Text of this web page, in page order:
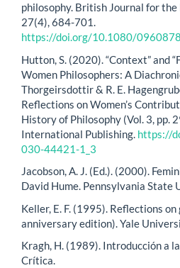
philosophy. British Journal for
27(4), 684-701.
https://doi.org/10.1080/
Hutton, S. (2020). “Context” and
Women Philosophers: A
Thorgeirsdottir & R. E.
Reflections on Women’s
History of Philosophy (Vol. 3, pp.
International Publishing. https://
030-44421-1_3
Jacobson, A. J. (Ed.). (2000).
David Hume. Pennsylvania State
Keller, E. F. (1995). Reflections
anniversary edition). Yale
Kragh, H. (1989). Introducción a
Crítica.